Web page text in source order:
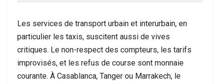
Les services de transport urbain et interurbain, en
particulier les taxis, suscitent aussi de vives
critiques. Le non-respect des compteurs, les tarifs
improvisés, et les refus de course sont monnaie
courante. À Casablanca, Tanger ou Marrakech, le